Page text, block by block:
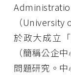
（
於政大成立
（簡稱公企
問題研究。